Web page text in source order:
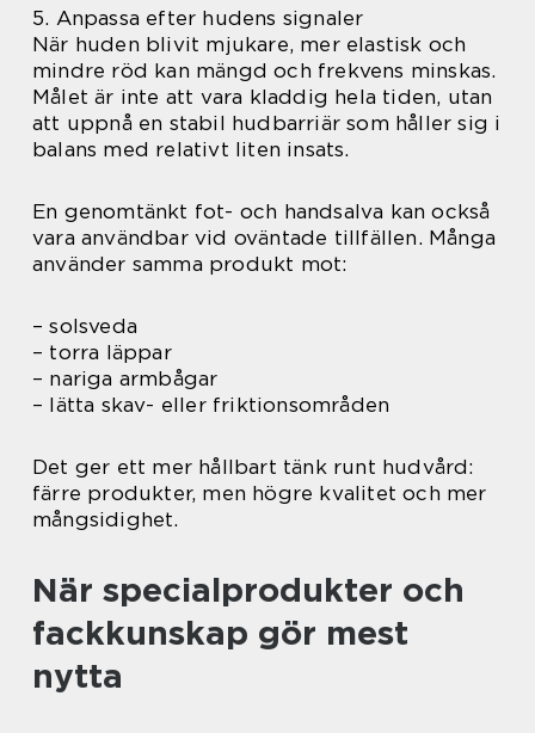
5. Anpassa efter hudens signaler
När huden blivit mjukare, mer elastisk och
mindre röd kan mängd och frekvens minskas.
Målet är inte att vara kladdig hela tiden, utan
att uppnå en stabil hudbarriär som håller sig i
balans med relativt liten insats.
En genomtänkt fot- och handsalva kan också
vara användbar vid oväntade tillfällen. Många
använder samma produkt mot:
– solsveda
– torra läppar
– nariga armbågar
– lätta skav- eller friktionsområden
Det ger ett mer hållbart tänk runt hudvård:
färre produkter, men högre kvalitet och mer
mångsidighet.
När specialprodukter och
fackkunskap gör mest
nytta